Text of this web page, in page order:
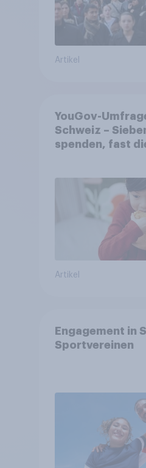
Artikel
YouGov-
Schweiz –
spenden, fast
Artikel
Engagement in
Sportvereinen